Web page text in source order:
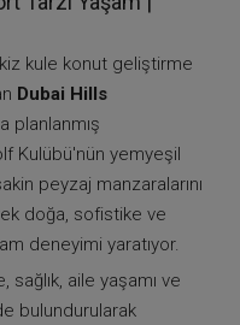
kule konut geliştirme
Dubai Hills
planlanmış
Kulübü'nün yemyeşil
peyzaj manzaralarını
doğa, sofistike ve
deneyimi yaratıyor.
aile yaşamı ve
bulundurularak